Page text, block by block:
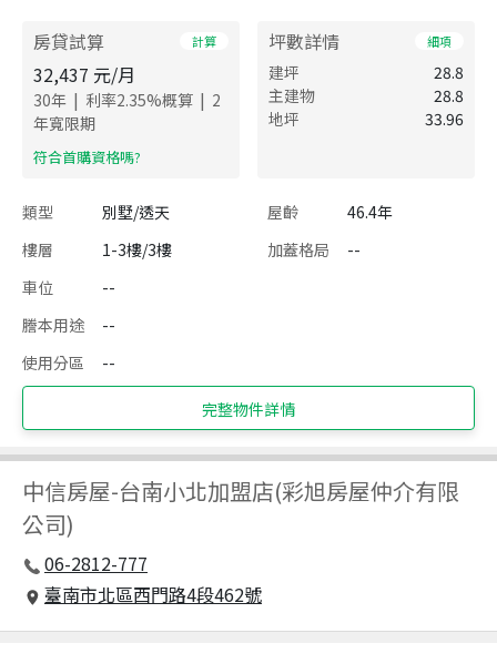
房貸試算 計算
32,437 元/月
30年 | 利率2.35%概算 | 2
年寬限期
​符合首購資格嗎?
坪數詳情 細項
建坪
28.8
主建物
28.8
地坪
33.96
類型 別墅/透天 屋齡
46.4年
樓層
1-3樓/3樓 加蓋格局
--
車位
--
謄本用途
--
使用分區
--
完整物件詳情
中信房屋-台南小北加盟店(彩旭房屋仲介有限
公司)
06-2812-777
臺南市北區西門路4段462號